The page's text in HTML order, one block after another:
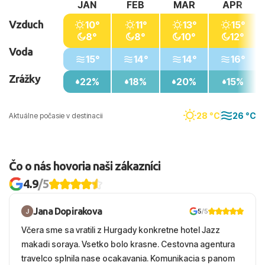
Aktuálne počasie v destinacii 28 °C 26 °C
Vzduch
Voda
Zrážky
JAN
10°
8°
15°
22%
FEB
11°
8°
14°
18%
MAR
13°
10°
14°
20%
APR
15°
12°
16°
15%
Čo o nás hovoria naši zákazníci
4.9/5
Jana Dopirakova 5/5
Včera sme sa vratili z Hurgady konkretne hotel Jazz
makadi soraya. Vsetko bolo krasne. Cestovna agentura
travelco splnila nase ocakavania. Komunikacia s panom